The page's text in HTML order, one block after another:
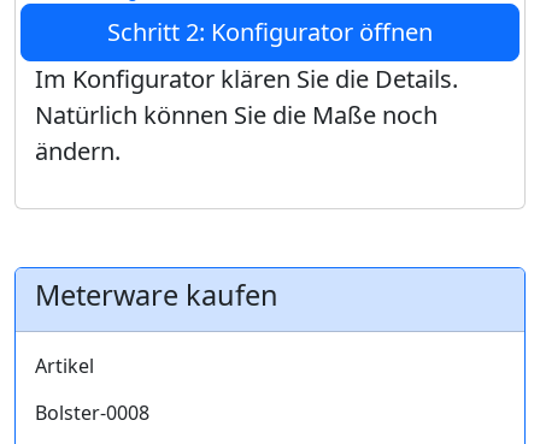
Schritt 2: Konfigurator öffnen
Im Konfigurator klären Sie die Details.
Natürlich können Sie die Maße noch
ändern.
Meterware kaufen
Artikel
Bolster-0008